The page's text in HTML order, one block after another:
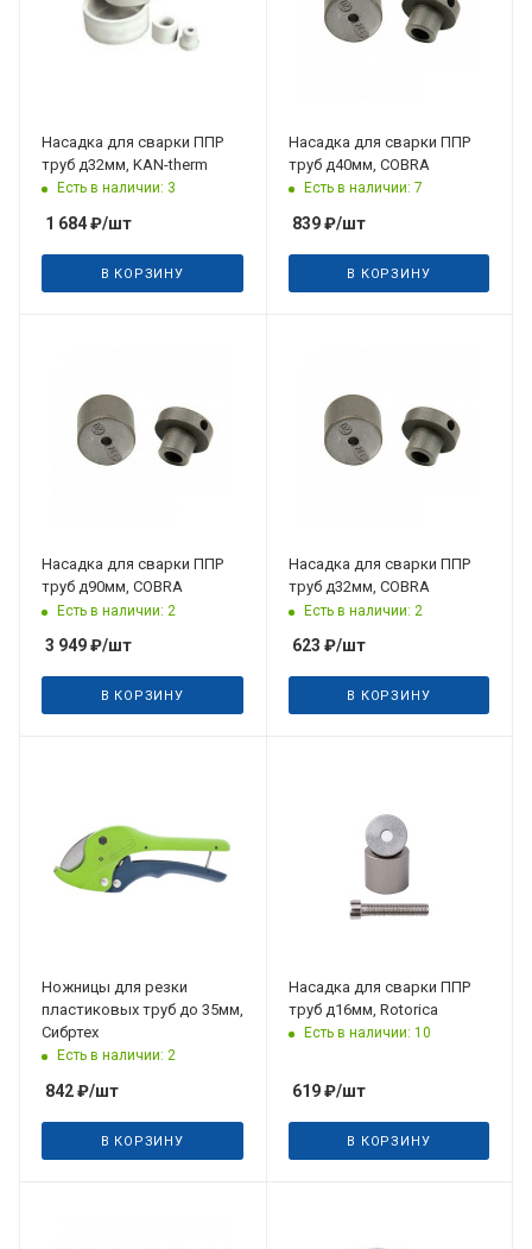
Насадка для сварки ППР
труб д32мм, KAN-therm
Есть в наличии: 3
1 684₽/шт
В КОРЗИНУ
Насадка для сварки ППР
труб д40мм, COBRA
Есть в наличии: 7
839₽/шт
В КОРЗИНУ
Насадка для сварки ППР
труб д90мм, COBRA
Есть в наличии: 2
3 949₽/шт
В КОРЗИНУ
Насадка для сварки ППР
труб д32мм, COBRA
Есть в наличии: 2
623 ₽/шт
В КОРЗИНУ
Ножницы для резки
пластиковых труб до 35мм,
Сибртех
Есть в наличии: 2
842₽/шт
В КОРЗИНУ
Насадка для сварки ППР
труб д16мм, Rotorica
Есть в наличии: 10
619₽/шт
В КОРЗИНУ